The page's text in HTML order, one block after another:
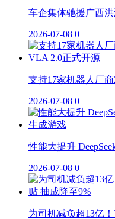
车企集体驰援广西
2026-07-08 0
支持17家机器人厂
2026-07-08 0
性能大提升
2026-07-08 0
为司机减负超13亿